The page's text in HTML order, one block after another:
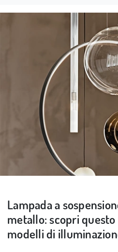
Lampada a
metallo: scopri
modelli di